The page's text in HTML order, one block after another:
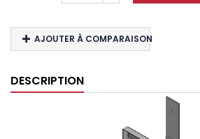
AJOUTER À COMPARAISON
DESCRIPTION